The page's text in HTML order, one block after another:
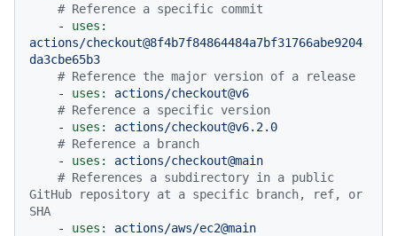
# Reference a specific commit
-
uses:
actions/checkout@8f4b7f84864484a7bf31766abe9204
da3cbe65b3
# Reference the major version of a release
-
uses:
actions/checkout@v6
# Reference a specific version
-
uses:
actions/checkout@v6.2.0
# Reference a branch
-
uses:
actions/checkout@main
# References a subdirectory in a public
GitHub repository at a specific branch, ref, or
SHA
-
uses:
actions/aws/ec2@main